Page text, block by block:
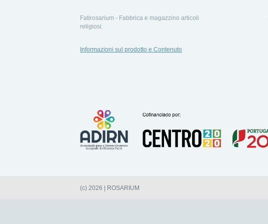
Fatirosarium - Fabbrica e magazzino articoli
religiosi.
Informazioni sul prodotto e Contenuto
(c) 2026 | ROSARIUM